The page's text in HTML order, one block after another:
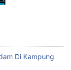
Di Kampung